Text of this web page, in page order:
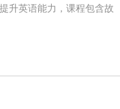
升英语能力，课程包含故